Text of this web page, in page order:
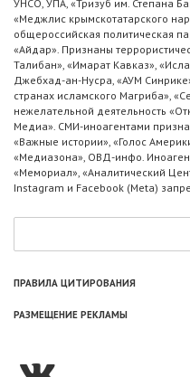
УНСО, УПА, «Тризуб им. Степана
«Меджлис крымскотатарского
общероссийская политическая
«Айдар». Признаны
Талибан», «Имарат Кавказ»,
Джебхад-ан-Нусра, «АУМ
странах исламского Магриба»,
нежелательной деятельность
Медиа». СМИ-иноагентами
«Важные истории», «Голос
«Медиазона», ОВД-инфо.
«Мемориал», «Аналитический
Instagram и Facebook (Metа)
ПРАВИЛА ЦИТИРОВАНИЯ
РАЗМЕЩЕНИЕ РЕКЛАМЫ